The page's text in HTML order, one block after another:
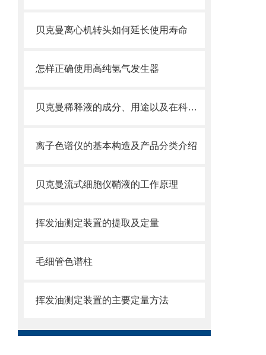
贝克曼离心机转头如何延长使用寿命
怎样正确使用高纯氢气发生器
贝克曼稀释液的成分、用途以及在科学研究中的重要性
离子色谱仪的基本构造及产品分类介绍
贝克曼流式细胞仪鞘液的工作原理
挥发油测定装置的提取及定量
毛细管色谱柱
挥发油测定装置的主要定量方法